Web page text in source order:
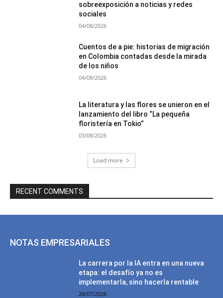
sobreexposición a noticias y redes
sociales
04/08/2026
Cuentos de a pie: historias de migración
en Colombia contadas desde la mirada
de los niños
04/08/2026
La literatura y las flores se unieron en el
lanzamiento del libro “La pequeña
floristería en Tokio”
03/08/2026
Load more
RECENT COMMENTS
NOTAS EMPRESARIALES
La carrera por la IA entra en una nueva
etapa: el desafío ya no es
implementarla, sino hacerla rentable
28/07/2026